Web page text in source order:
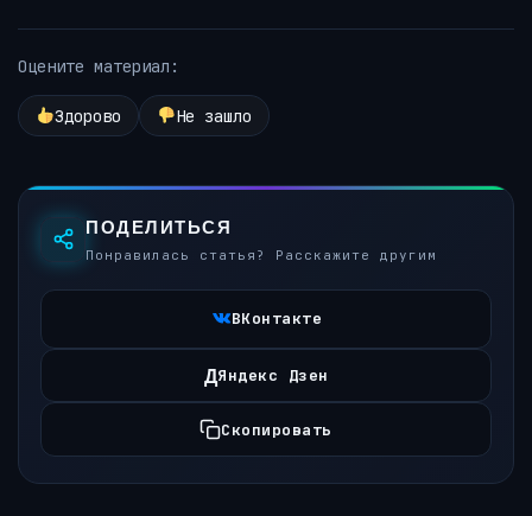
Оцените материал:
Здорово Не зашло
ПОДЕЛИТЬСЯ
Понравилась статья? Расскажите другим
ВКонтакте
ДЯндекс Дзен
Скопировать